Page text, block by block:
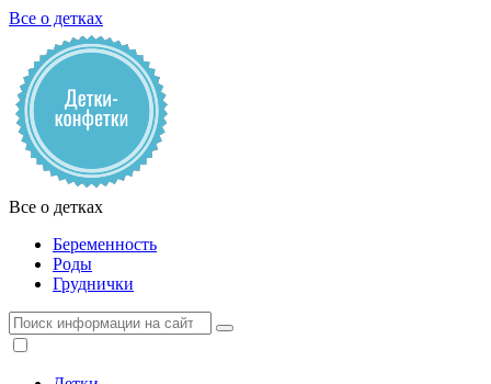
Все о детках
Все о детках
Беременность
Роды
Груднички